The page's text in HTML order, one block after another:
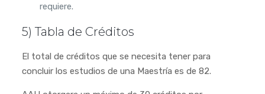
requiere.
5) Tabla de Créditos
El total de créditos que se necesita tener para
concluir los estudios de una Maestría es de 82.